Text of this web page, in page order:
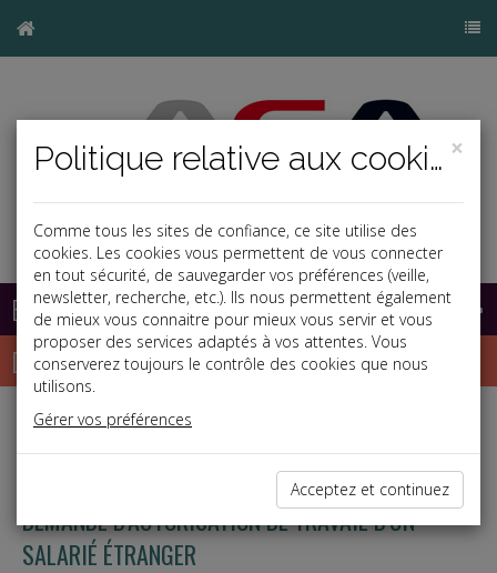
Base documentaire
Dépêches
j
Social
DEMANDE D'AUTORISATION DE TRAVAIL D'UN
SALARIÉ ÉTRANGER
×
Politique relative aux cookies
Comme tous les sites de confiance, ce site utilise des
cookies. Les cookies vous permettent de vous connecter
en tout sécurité, de sauvegarder vos préférences (veille,
newsletter, recherche, etc.). Ils nous permettent également
de mieux vous connaitre pour mieux vous servir et vous
proposer des services adaptés à vos attentes. Vous
conserverez toujours le contrôle des cookies que nous
utilisons.
Gérer vos préférences
Acceptez et continuez